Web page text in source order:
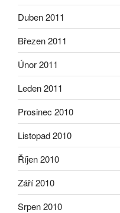
Duben 2011
Březen 2011
Únor 2011
Leden 2011
Prosinec 2010
Listopad 2010
Říjen 2010
Září 2010
Srpen 2010